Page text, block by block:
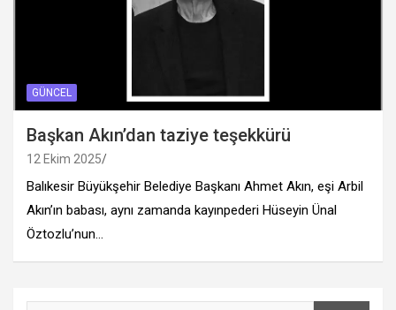
GÜNCEL
Başkan Akın’dan taziye teşekkürü
12 Ekim 2025
Balıkesir Büyükşehir Belediye Başkanı Ahmet Akın, eşi Arbil
Akın’ın babası, aynı zamanda kayınpederi Hüseyin Ünal
Öztozlu’nun…